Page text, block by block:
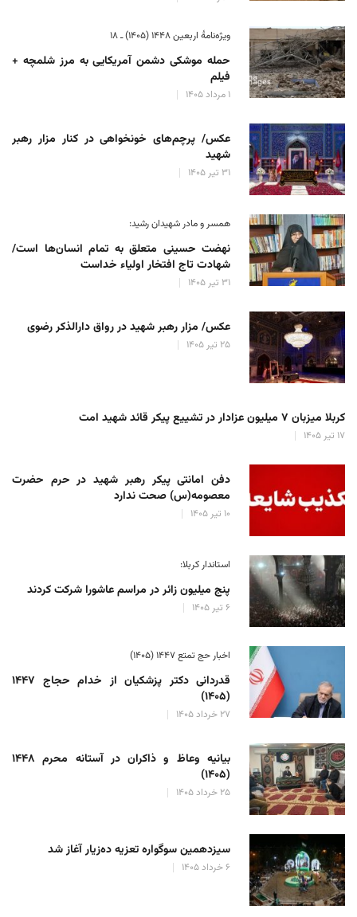
ویژه‌نامهٔ اربعین ۱۴۴۸ (۱۴۰۵) ـ ۱۸
حمله موشکی دشمن آمریکایی به مرز شلمچه +
فیلم
۱ مرداد ۱۴۰۵
عکس/ پرچم‌های خونخواهی در کنار مزار رهبر
شهید
۳۱ تیر ۱۴۰۵
همسر و مادر شهیدان رشید:
نهضت حسینی متعلق به تمام انسان‌ها است/
شهادت تاج افتخار اولیاء خداست
۳۱ تیر ۱۴۰۵
عکس/ مزار رهبر شهید در رواق دارالذکر رضوی
۲۵ تیر ۱۴۰۵
کربلا میزبان ۷ میلیون عزادار در تشییع پیکر قائد شهید امت
۱۷ تیر ۱۴۰۵
دفن امانتی پیکر رهبر شهید در حرم حضرت
معصومه(س) صحت ندارد
۱۰ تیر ۱۴۰۵
استاندار کربلا:
پنج میلیون زائر در مراسم عاشورا شرکت کردند
۶ تیر ۱۴۰۵
اخبار حج تمتع ۱۴۴۷ (۱۴۰۵)
قدردانی دکتر پزشکیان از خدام حجاج ۱۴۴۷
(۱۴۰۵)
۲۷ خرداد ۱۴۰۵
بیانیه وعاظ و ذاکران در آستانه محرم ۱۴۴۸
(۱۴۰۵)
۲۵ خرداد ۱۴۰۵
سیزدهمین سوگواره تعزیه ده‌زیار آغاز شد
۶ خرداد ۱۴۰۵